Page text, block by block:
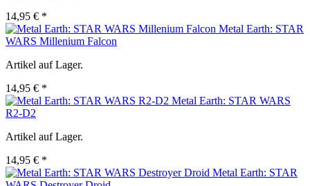
14,95 € *
Metal Earth: STAR
WARS Millenium Falcon
Artikel auf Lager.
14,95 € *
Metal Earth: STAR WARS
R2-D2
Artikel auf Lager.
14,95 € *
Metal Earth: STAR